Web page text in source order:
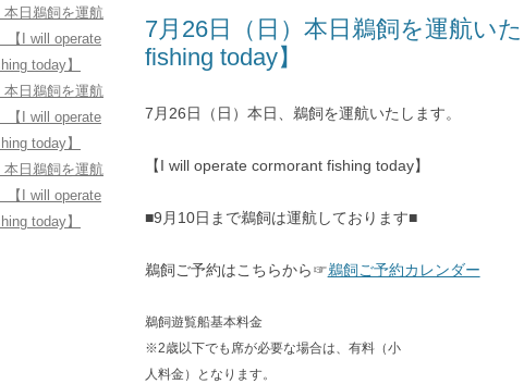
7月26日（日）本日鵜飼を運航い
fishing today】
7月26日（日）本日、鵜飼を運航いたします。
【I will operate cormorant fishing today】
■9月10日まで鵜飼は運航しております■
鵜飼ご予約はこちらから☞鵜飼ご予約カレンダー
鵜飼遊覧船基本料金
※2歳以下でも席が必要な場合は、有料（小
人料金）となります。
日鵜飼を運航
【I will operate
today】
日鵜飼を運航
【I will operate
today】
日鵜飼を運航
【I will operate
today】